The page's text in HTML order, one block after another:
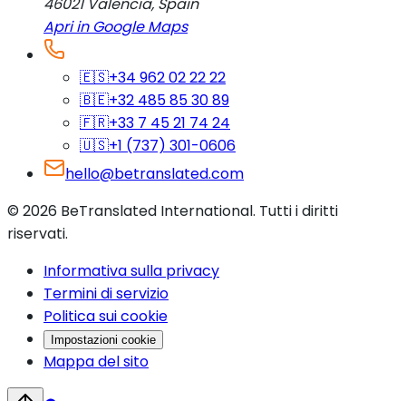
46021 Valencia, Spain
Apri in Google Maps
🇪🇸+34 962 02 22 22
🇧🇪+32 485 85 30 89
🇫🇷+33 7 45 21 74 24
🇺🇸+1 (737) 301-0606
hello@betranslated.com
© 2026 BeTranslated International. Tutti i diritti
riservati.
Informativa sulla privacy
Termini di servizio
Politica sui cookie
Impostazioni cookie
Mappa del sito